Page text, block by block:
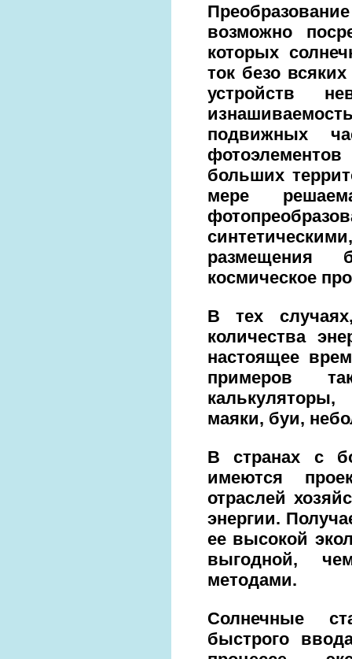
возможно
которых
ток безо
устройств
подвижных
больших
мере
размещения
космическое
В тех
количества
настоящее
примеров
маяки, буи,
В странах с
имеются
отраслей
энергии.
ее высокой
выгодной,
методами.
Солнечные
быстрого